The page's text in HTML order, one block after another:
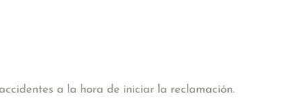
a la hora de iniciar la reclamación.